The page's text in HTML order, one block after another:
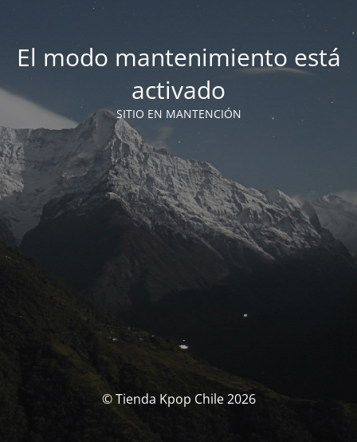
El modo mantenimiento está
activado
SITIO EN MANTENCIÓN
© Tienda Kpop Chile 2026